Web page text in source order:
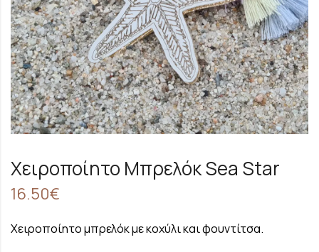
Χειροποίητο Μπρελόκ Sea Star
16.50€
Χειροποίητο μπρελόκ με κοχύλι και φουντίτσα.